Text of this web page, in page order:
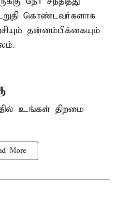
கொண்டவர்களாக
தன்னம்பிக்கையும்
உங்கள் திறமை
More